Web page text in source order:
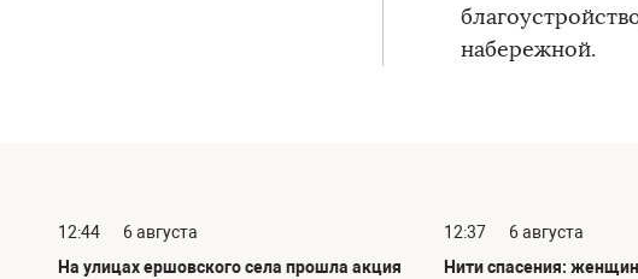
набережной.
12:44
6 августа
На улицах ершовского села прошла акция
12:37
6 августа
Нити спасения: